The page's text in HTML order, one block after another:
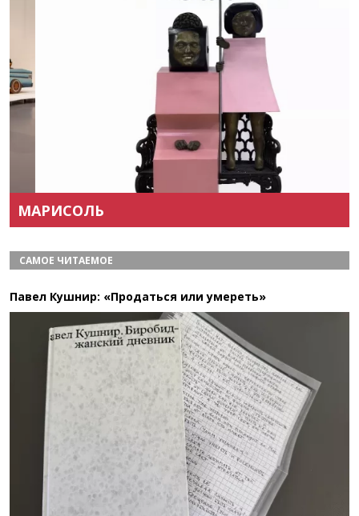
МАРИСОЛЬ
САМОЕ ЧИТАЕМОЕ
Павел Кушнир: «Продаться или умереть»